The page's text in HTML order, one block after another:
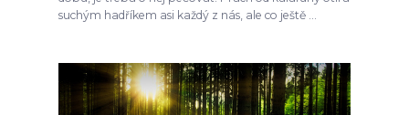
suchým hadříkem asi každý z nás, ale co ještě ...